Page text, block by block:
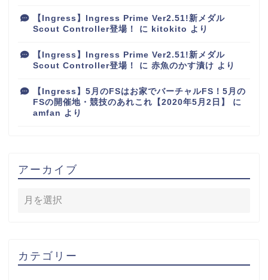
【Ingress】Ingress Prime Ver2.51!新メダル
Scout Controller登場！
に kitokito より
【Ingress】Ingress Prime Ver2.51!新メダル
Scout Controller登場！
に 赤魚のかす漬け より
【Ingress】5月のFSはお家でバーチャルFS！5月の
FSの開催地・競技のあれこれ【2020年5月2日】
に
amfan より
アーカイブ
カテゴリー